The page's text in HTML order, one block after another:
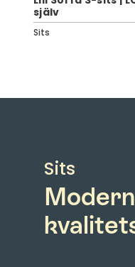
själv
Sits
Sits